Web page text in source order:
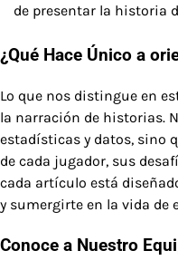
de presentar la historia
¿Qué Hace Único a
Lo que nos distingue en
la narración de historias.
estadísticas y datos, sino
de cada jugador, sus
cada artículo está
y sumergirte en la vida de
Conoce a Nuestro